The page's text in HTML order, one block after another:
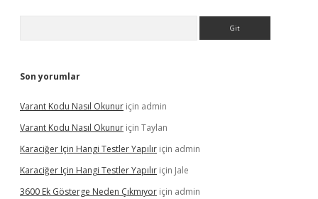
Son yorumlar
Varant Kodu Nasıl Okunur için admin
Varant Kodu Nasıl Okunur için Taylan
Karaciğer Için Hangi Testler Yapılır için admin
Karaciğer Için Hangi Testler Yapılır için Jale
3600 Ek Gösterge Neden Çıkmıyor için admin